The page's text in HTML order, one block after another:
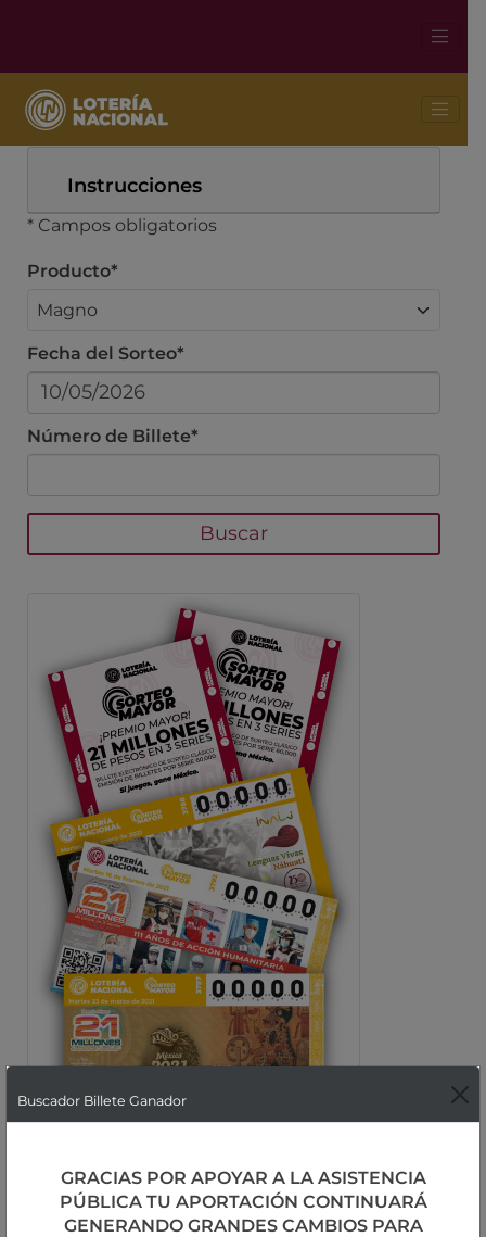
Buscador Billete Ganador
GRACIAS POR APOYAR A LA ASISTENCIA
PÚBLICA TU APORTACIÓN CONTINUARÁ
GENERANDO GRANDES CAMBIOS PARA
Busca tu boleto
Instrucciones
* Campos obligatorios
Producto*
Fecha del Sorteo*
Número de Billete*
Buscar